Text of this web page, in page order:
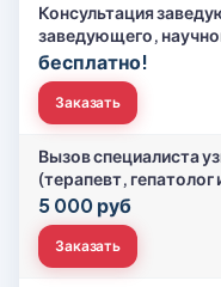
Консультация
заведующего,
бесплатно!
Заказать
Вызов специалиста
(терапевт, гепатолог
5 000 руб
Заказать